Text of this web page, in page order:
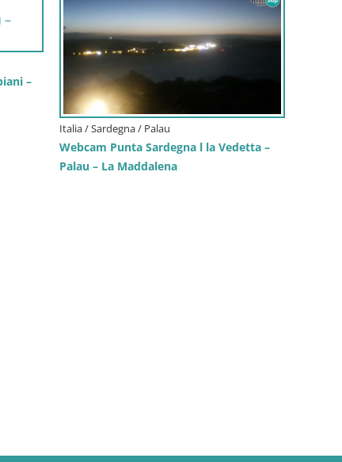
–
Italia / Sardegna / Palau
Webcam Punta Sardegna l la Vedetta –
Palau – La Maddalena